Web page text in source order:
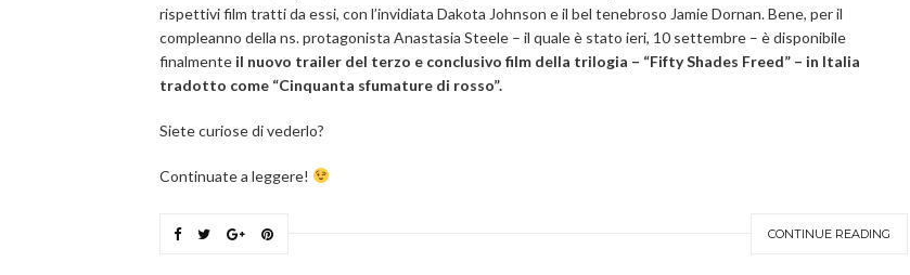
rispettivi film tratti da essi, con l’invidiata Dakota Johnson e il bel tenebroso Jamie Dornan. Bene, per il
compleanno della ns. protagonista Anastasia Steele – il quale è stato ieri, 10 settembre – è disponibile
finalmente il nuovo trailer del terzo e conclusivo film della trilogia – “Fifty Shades Freed” – in Italia
tradotto come “Cinquanta sfumature di rosso”.
Siete curiose di vederlo?
Continuate a leggere!
CONTINUE READING